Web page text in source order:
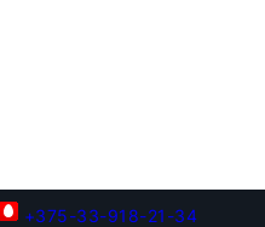
+375-33-918-21-34